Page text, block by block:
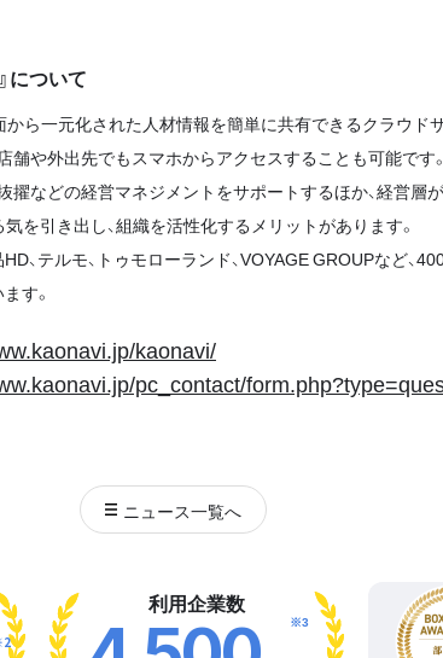
について
から一元化された人材情報を簡単に共有できるクラウド
や外出先でもスマホからアクセスすることも可能です。
などの経営マネジメントをサポートするほか、経営層が
を引き出し、組織を活性化するメリットがあります。
、テルモ、トゥモローランド、VOYAGE GROUPなど、
す。
kaonavi/
pc_contact/
ニュース一覧へ
利用企業数
※3